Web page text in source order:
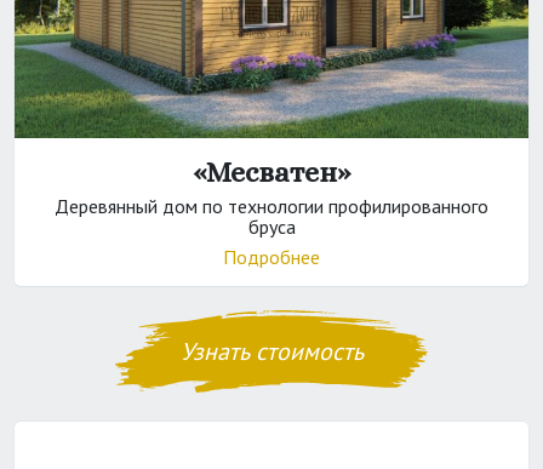
«Месватен»
Деревянный дом по технологии профилированного
бруса
Подробнее
Узнать стоимость